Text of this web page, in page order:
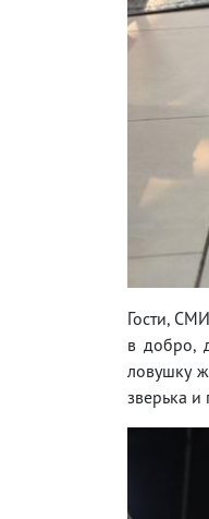
Гости,
в добро,
ловушку
зверька и